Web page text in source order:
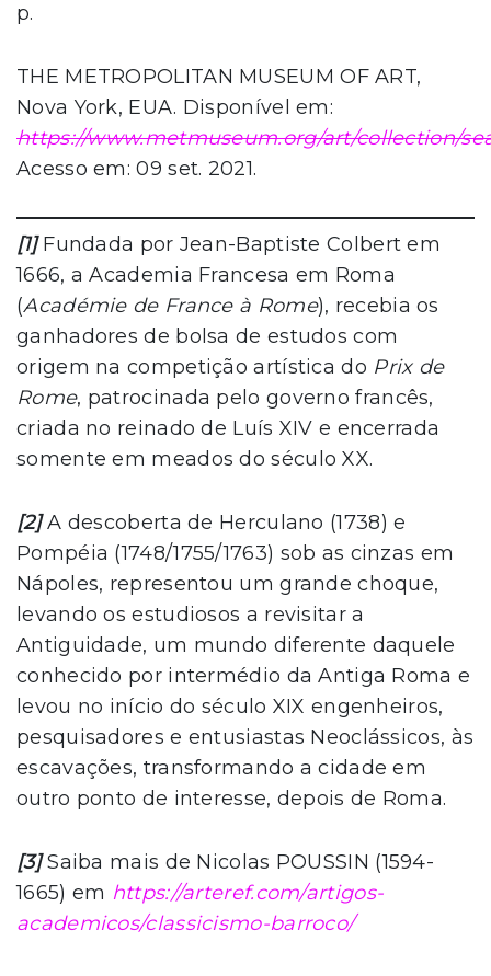
p.
THE METROPOLITAN MUSEUM OF ART,
Nova York, EUA. Disponível em:
https://www.metmuseum.org/art/collection/
Acesso em: 09 set. 2021.
[1]Fundada por Jean-Baptiste Colbert em
1666, a Academia Francesa em Roma
(Académie de France à Rome), recebia os
ganhadores de bolsa de estudos com
origem na competição artística do Prix de
Rome, patrocinada pelo governo francês,
criada no reinado de Luís XIV e encerrada
somente em meados do século XX.
[2]A descoberta de Herculano (1738) e
Pompéia (1748/1755/1763) sob as cinzas em
Nápoles, representou um grande choque,
levando os estudiosos a revisitar a
Antiguidade, um mundo diferente daquele
conhecido por intermédio da Antiga Roma e
levou no início do século XIX engenheiros,
pesquisadores e entusiastas Neoclássicos, às
escavações, transformando a cidade em
outro ponto de interesse, depois de Roma.
[3]Saiba mais de Nicolas POUSSIN (1594-
1665) em https://arteref.com/artigos-
academicos/classicismo-barroco/